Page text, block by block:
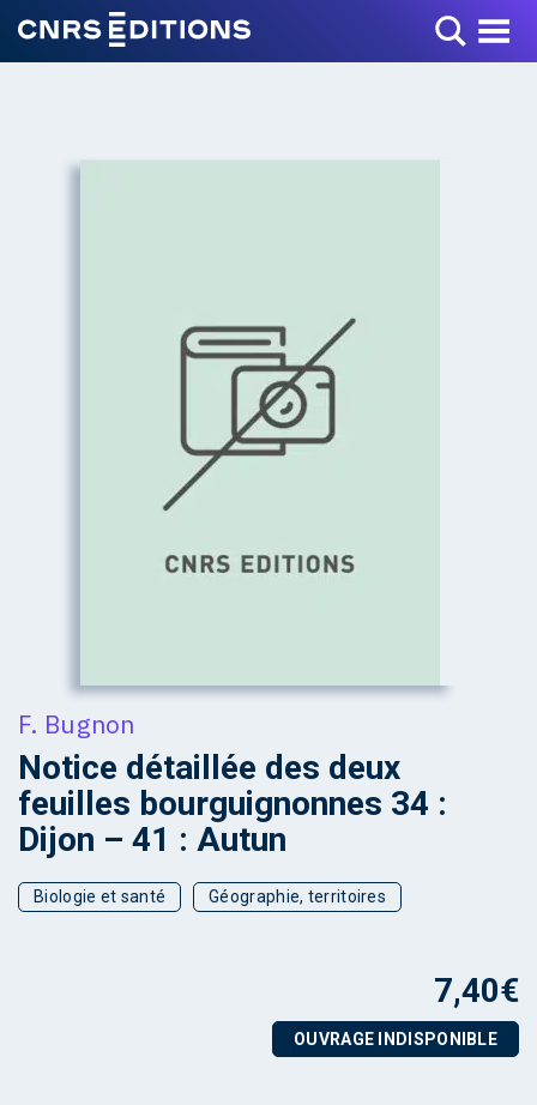
Toggle Menu
F. Bugnon
Notice détaillée des deux
feuilles bourguignonnes 34 :
Dijon – 41 : Autun
Biologie et santé Géographie, territoires
7,40€
OUVRAGE INDISPONIBLE